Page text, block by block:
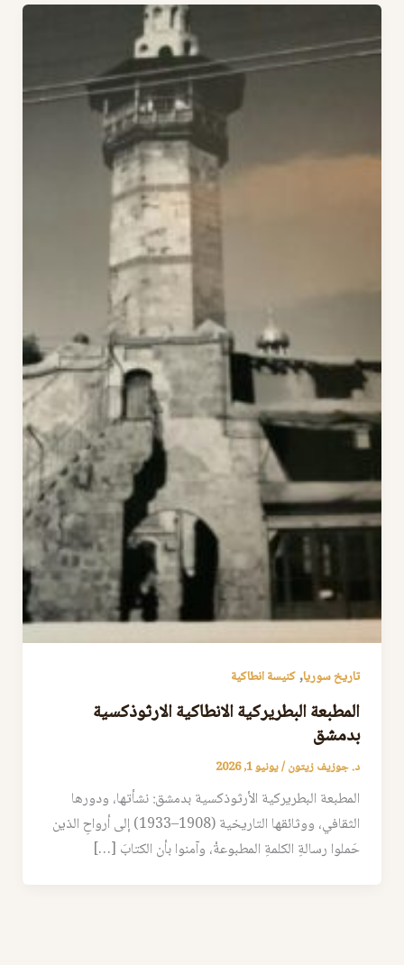
تاريخ سوريا,كنيسة انطاكية
المطبعة البطريركية الانطاكية الارثوذكسية
بدمشق
د. جوزيف زيتون/يونيو 1, 2026
المطبعة البطريركية الأرثوذكسية بدمشق: نشأتها، ودورها
الثقافي، ووثائقها التاريخية (1908–1933) إلى أرواحِ الذين
حَملوا رسالةِ الكلمةِ المطبوعةْ، وآمنوا بأن الكتابَ […]